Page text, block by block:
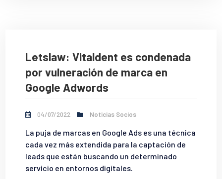
Letslaw: Vitaldent es condenada
por vulneración de marca en
Google Adwords
04/07/2022 Noticias Socios
La puja de marcas en Google Ads es una técnica
cada vez más extendida para la captación de
leads que están buscando un determinado
servicio en entornos digitales.